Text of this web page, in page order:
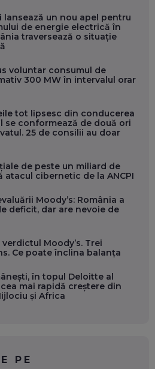
CU PERMIS”
SOFTWARE DE LA CLUJ PENTRU
INTELIGENȚI ȘI FERME
PĂMÂNT
CEO AL PATRIA BANK: AUTOMATIZĂM
SĂ PIERZI LEGĂTURA CU COMUNITATEA
SĂ DAI ÎNAPOI
FOMO: SPEAKERUL PE SCENĂ, INVITATUL
UNII DE LA CEILALȚI. VIN JASON
DEZBATERILE DE PE REȚELE SOCIALE
lansează un nou apel pentru
de energie electrică în
traversează o situație
voluntar consumul de
300 MW în intervalul orar
tot lipsesc din conducerea
se conformează de două ori
25 de consilii au doar
de peste un miliard de
atacul cibernetic de la ANCPI
Moody’s: România a
deficit, dar are nevoie de
Moody’s. Trei
Ce poate înclina balanța
în topul Deloitte al
mai rapidă creștere din
și Africa
PE